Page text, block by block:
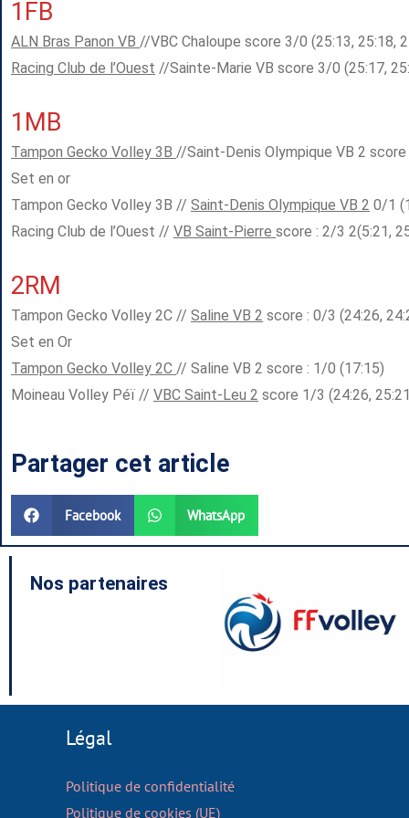
1FB
ALN Bras Panon VB //VBC Chaloupe score 3/0 (25:13, 25:18,
Racing Club de l’Ouest //Sainte-Marie VB score 3/0 (25:17,
1MB
Tampon Gecko Volley 3B //Saint-Denis Olympique VB 2
Set en or
Tampon Gecko Volley 3B // Saint-Denis Olympique VB 2 0/1
Racing Club de l’Ouest // VB Saint-Pierre score : 2/3 2(5:21,
2RM
Tampon Gecko Volley 2C // Saline VB 2 score : 0/3 (24:26,
Set en Or
Tampon Gecko Volley 2C // Saline VB 2 score : 1/0 (17:15)
Moineau Volley Péï // VBC Saint-Leu 2 score 1/3 (24:26,
Partager cet article
Facebook WhatsApp
Nos partenaires
Légal
Politique de confidentialité
Politique de cookies (UE)